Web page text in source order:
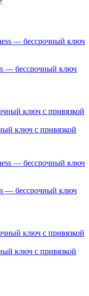
— бессрочный ключ
ключ с привязкой
— бессрочный ключ
ключ с привязкой